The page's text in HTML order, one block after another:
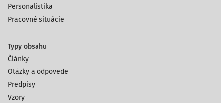
Personalistika
Pracovné situácie
Typy obsahu
Články
Otázky a odpovede
Predpisy
Vzory